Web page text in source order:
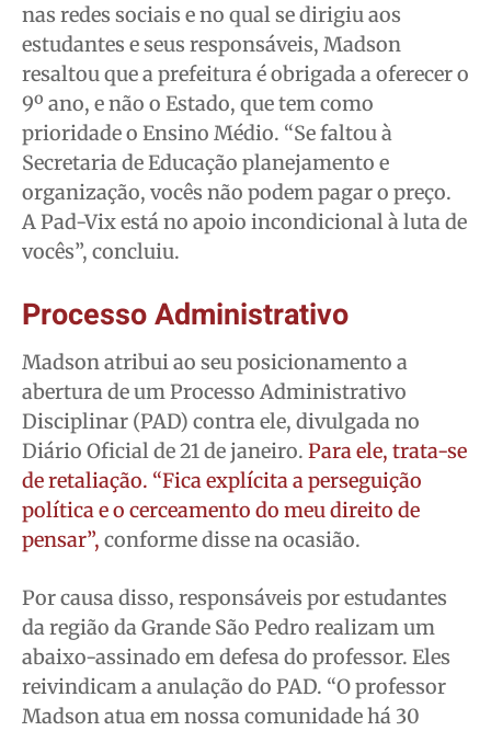
nas redes sociais e no qual se dirigiu aos
estudantes e seus responsáveis, Madson
resaltou que a prefeitura é obrigada a oferecer o
9º ano, e não o Estado, que tem como
prioridade o Ensino Médio. “Se faltou à
Secretaria de Educação planejamento e
organização, vocês não podem pagar o preço.
A Pad-Vix está no apoio incondicional à luta de
vocês”, concluiu.
Processo Administrativo
Madson atribui ao seu posicionamento a
abertura de um Processo Administrativo
Disciplinar (PAD) contra ele, divulgada no
Diário Oficial de 21 de janeiro. Para ele, trata-se
de retaliação. “Fica explícita a perseguição
política e o cerceamento do meu direito de
pensar”, conforme disse na ocasião.
Por causa disso, responsáveis por estudantes
da região da Grande São Pedro realizam um
abaixo-assinado em defesa do professor. Eles
reivindicam a anulação do PAD. “O professor
Madson atua em nossa comunidade há 30